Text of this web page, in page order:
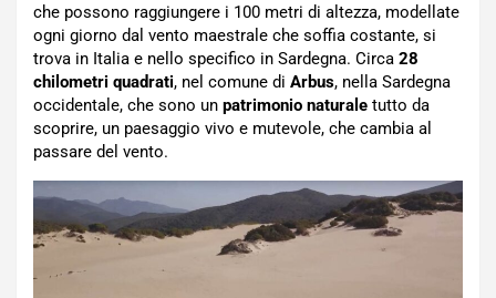
che possono raggiungere i 100 metri di altezza, modellate
ogni giorno dal vento maestrale che soffia costante, si
trova in Italia e nello specifico in Sardegna. Circa 28
chilometri quadrati, nel comune di Arbus, nella Sardegna
occidentale, che sono un patrimonio naturale tutto da
scoprire, un paesaggio vivo e mutevole, che cambia al
passare del vento.